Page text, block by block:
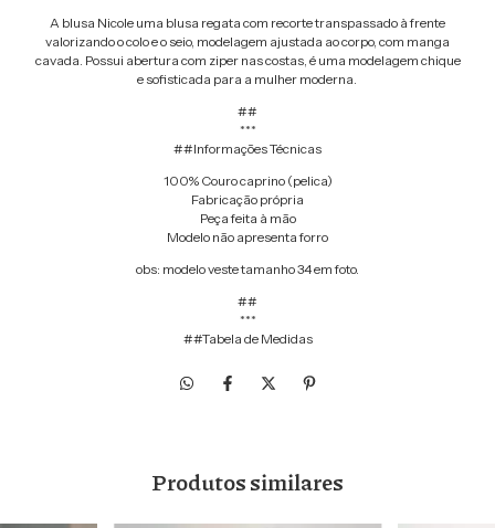
A blusa Nicole uma blusa regata com recorte transpassado à frente
valorizando o colo e o seio, modelagem ajustada ao corpo, com manga
cavada. Possui abertura com ziper nas costas, é uma modelagem chique
e sofisticada para a mulher moderna.
##
***
##Informações Técnicas
100% Couro caprino (pelica)
Fabricação própria
Peça feita à mão
Modelo não apresenta forro
obs: modelo veste tamanho 34 em foto.
##
***
##Tabela de Medidas
Produtos similares